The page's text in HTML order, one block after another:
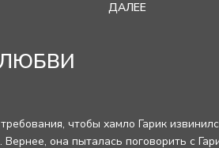
ДАЛЕЕ
чтобы хамло Гарик
она пыталась поговорить с